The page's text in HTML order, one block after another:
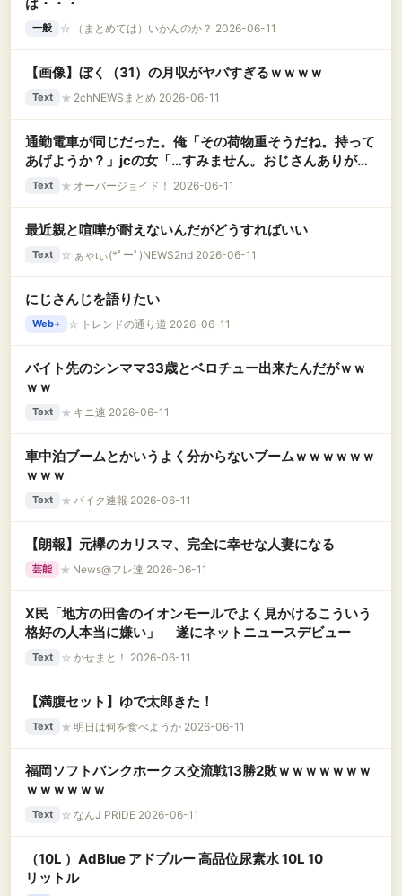
一般 ☆ （まとめては）いかんのか？ 2026-06-11
【画像】ぼく（31）の月収がヤバすぎるｗｗｗｗ
Text ★ 2chNEWSまとめ 2026-06-11
通勤電車が同じだった。俺「その荷物重そうだね。持って
あげようか？」jcの女「…すみません。おじさんありがと
う！」俺（おじさん！？まだ23歳だぞ？） → なんと
Text ★ オーバージョイド！ 2026-06-11
最近親と喧嘩が耐えないんだがどうすればいい
Text ☆ ぁゃιぃ(*ﾟーﾟ)NEWS2nd 2026-06-11
にじさんじを語りたい
Web+ ☆ トレンドの通り道 2026-06-11
バイト先のシンママ33歳とベロチュー出来たんだがｗｗ
ｗｗ
Text ★ キニ速 2026-06-11
車中泊ブームとかいうよく分からないブームｗｗｗｗｗｗ
ｗｗｗ
Text ★ バイク速報 2026-06-11
【朗報】元欅のカリスマ、完全に幸せな人妻になる
芸能 ★ News@フレ速 2026-06-11
X民「地方の田舎のイオンモールでよく見かけるこういう
格好の人本当に嫌い」 遂にネットニュースデビュー
Text ☆ かせまと！ 2026-06-11
【満腹セット】ゆで太郎きた！
Text ★ 明日は何を食べようか 2026-06-11
福岡ソフトバンクホークス交流戦13勝2敗ｗｗｗｗｗｗｗ
ｗｗｗｗｗｗ
Text ☆ なんJ PRIDE 2026-06-11
（10L ）AdBlue アドブルー 高品位尿素水 10L 10
リットル